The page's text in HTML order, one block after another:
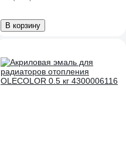
В корзину